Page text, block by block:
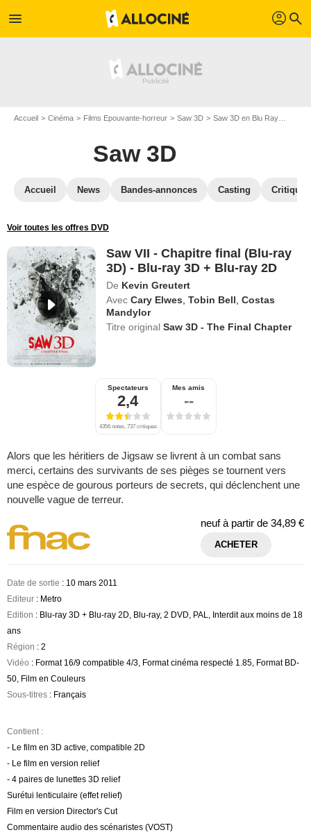
menu profil search
Accueil Cinéma Films Epouvante-horreur Saw 3D Saw 3D en Blu Ray
Saw 3D
Accueil News Bandes-annonces Casting
Voir toutes les offres DVD
Saw VII - Chapitre final (Blu-ray
3D) - Blu-ray 3D + Blu-ray 2D
De Kevin Greutert
Avec Cary Elwes ,Tobin Bell ,Costas
Mandylor
Titre originalSaw 3D - The Final Chapter
Spectateurs
2,4
4356 notes, 737 critiques
Mes amis
--
Alors que les héritiers de Jigsaw se livrent à un combat sans
merci, certains des survivants de ses pièges se tournent vers
une espèce de gourous porteurs de secrets, qui déclenchent une
nouvelle vague de terreur.
neuf à partir de 34,89 €
ACHETER
Date de sortie : 10 mars 2011
Editeur : Metro
Edition : Blu-ray 3D + Blu-ray 2D, Blu-ray, 2 DVD, PAL, Interdit aux moins de 18
ans
Région : 2
Vidéo : Format 16/9 compatible 4/3, Format cinéma respecté 1.85, Format BD-
50, Film en Couleurs
Sous-titres : Français
Contient :
- Le film en 3D active, compatible 2D
- Le film en version relief
- 4 paires de lunettes 3D relief
Surétui lenticulaire (effet relief)
Film en version Director's Cut
Commentaire audio des scénaristes (VOST)